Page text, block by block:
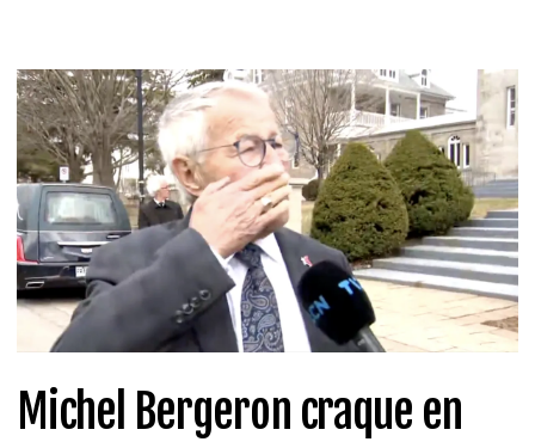
Michel Bergeron craque en